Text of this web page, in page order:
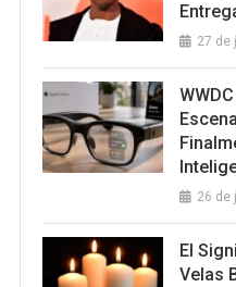
27 de
26 de
El
Velas